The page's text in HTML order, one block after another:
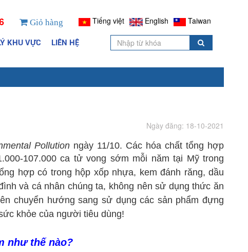
Giỏ hàng Tiếng việt English Taiwan
KHU VỰC LIÊN HỆ
Ngày đăng: 18-10-2021
Pollution ngày 11/10. Các hóa chất tổng hợp
107.000 ca tử vong sớm mỗi năm tại Mỹ trong
hợpcó trong hộp xốp nhựa, kem đánh răng, dầu
và cá nhân chúng ta, không nên sử dụng thức ăn
chuyển hướng sang sử dụng các sản phẩm đựng
khỏe của người tiêu dùng!
như thế nào?